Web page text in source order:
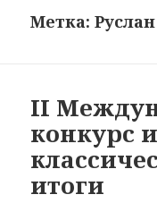
Метка:
II
конкурс
итоги